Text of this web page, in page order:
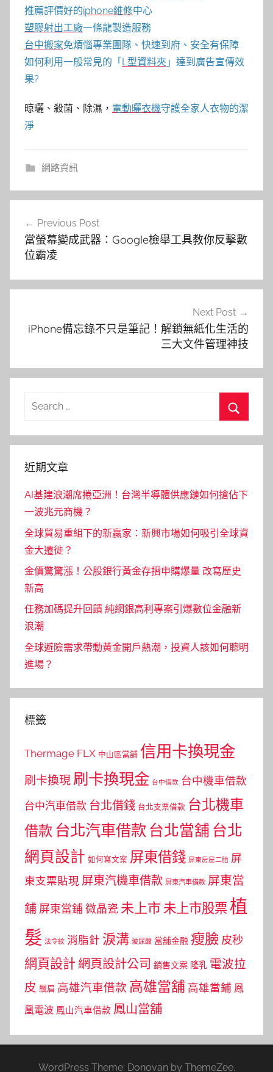
推薦評價好的iphone維修中心
塑膠射出工廠一條龍製造服務
台中搬家免煩惱專業團隊、快速到府、安全有保障
如何利用一般常見的「 L型資料夾 」達到廣告宣傳效
果?
晾曬、殺菌、除濕， 電動曬衣機守護全家人衣物的潔
淨
網路資訊
覽
Previous Post
當螢幕變成武器：Google檢舉工具教你反擊數
位霸凌
Next Post
iPhone備忘錄不只是筆記！解鎖無紙化生活的
三大文件管理神技
Search
近期文章
AI基建浪潮席捲亞洲！台灣半導體供應鏈如何搶佔下
一波兆元商機？
全球貿易重組下的新贏家：新興市場如何吸引全球資
金大遷徙？
金價驚驚漲！公股銀行黃金存摺申購爆量 改寫歷史
新高
任務加碼提升回饋 純網銀高利專案引爆數位金融新
浪潮
全球避險需求帶動黃金開戶熱潮，投資人該如何聰明
進場？
標籤
Thermage FLX 中山區當舖 信用卡換現金
刷卡換現 刷卡換現金 台中借款 台中機車借款
台中汽車借款 台北借錢 台北支票借款 台北機車
借款 台北汽車借款 台北當舖 台北
網頁設計 如何寫文案 屏東借錢 屏東房屋二胎 屏
東支票貼現 屏東汽機車借款 屏東汽車借款 屏東當
舖 屏東當鋪 微晶瓷 未上市 未上市股票植
髮 法令紋 消脂針 淚溝 玻尿酸 當舖金融 瘦臉 皮秒
網頁設計 網頁設計公司 銷售文案 隆乳 電波拉
皮 飄眉 高雄汽車借款 高雄當舖 高雄當鋪 鳳
凰電波 鳳山汽車借款 鳳山當舖
WordPress Theme: Donovan by ThemeZee.